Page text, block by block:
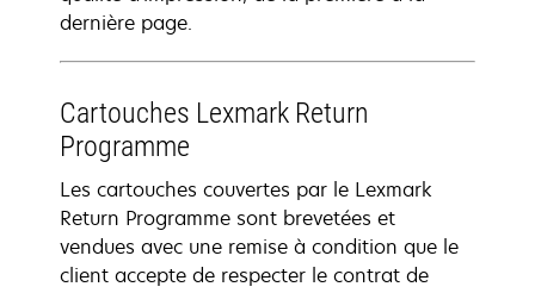
dernière page.
Cartouches Lexmark Return
Programme
Les cartouches couvertes par le Lexmark
Return Programme sont brevetées et
vendues avec une remise à condition que le
client accepte de respecter le contrat de